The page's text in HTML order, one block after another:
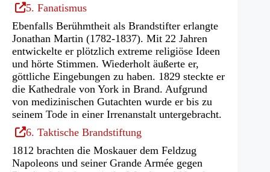
(Öffnet
in
einem
neuen
Tab)
5. Fanatismus
Ebenfalls Berühmtheit als Brandstifter erlangte
Jonathan Martin (1782-1837). Mit 22 Jahren
entwickelte er plötzlich extreme religiöse Ideen
und hörte Stimmen. Wiederholt äußerte er,
göttliche Eingebungen zu haben. 1829 steckte er
die Kathedrale von York in Brand. Aufgrund
von medizinischen Gutachten wurde er bis zu
seinem Tode in einer Irrenanstalt untergebracht.
(Öffnet
in
einem
neuen
6. Taktische Brandstiftung
1812 brachten die Moskauer dem Feldzug
Napoleons und seiner Grande Armée gegen